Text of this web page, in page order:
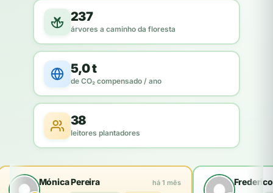
237
árvores a caminho da floresta
5,0 t
de CO₂ compensado / ano
38
leitores plantadores
Mónica Pereira há 1 mês